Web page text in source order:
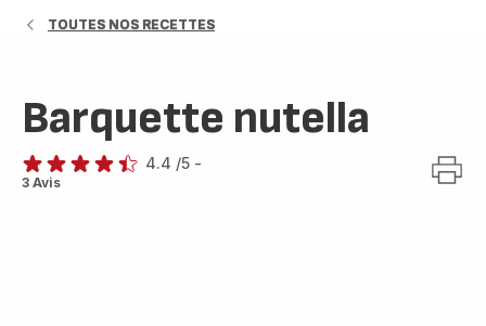
TOUTES NOS RECETTES
Barquette nutella
ratings.4.4
4.4 /5 -
3 Avis